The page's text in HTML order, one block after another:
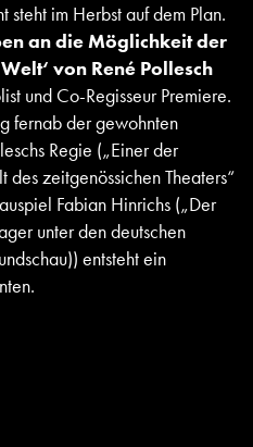
steht im Herbst auf dem Plan.
an die Möglichkeit der
von René Pollesch
und Co-Regisseur Premiere.
fernab der gewohnten
Regie („Einer der
zeitgenössichen Theaters“
Fabian Hinrichs („Der
unter den deutschen
entsteht ein